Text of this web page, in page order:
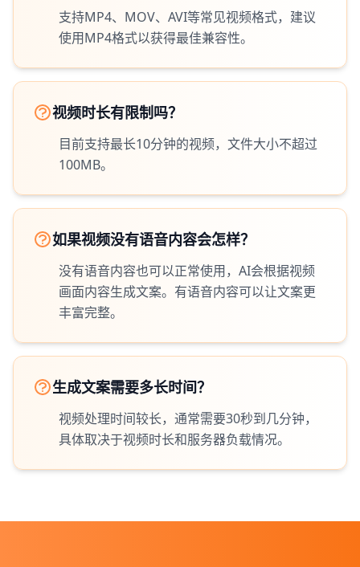
支持MP4、MOV、AVI等常见视频格式，建议
使用MP4格式以获得最佳兼容性。
视频时长有限制吗？
目前支持最长10分钟的视频，文件大小不超过
100MB。
如果视频没有语音内容会怎样？
没有语音内容也可以正常使用，AI会根据视频
画面内容生成文案。有语音内容可以让文案更
丰富完整。
生成文案需要多长时间？
视频处理时间较长，通常需要30秒到几分钟，
具体取决于视频时长和服务器负载情况。